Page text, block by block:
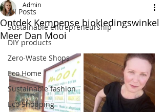
All Posts
Sustainable entrepreneurship
DIY products
Zero-Waste Shops
Eco Home
Sustainable fashion
Eco Shopping
Ontdek Kempense biokledingswinkel
Meer Dan Mooi
Admin